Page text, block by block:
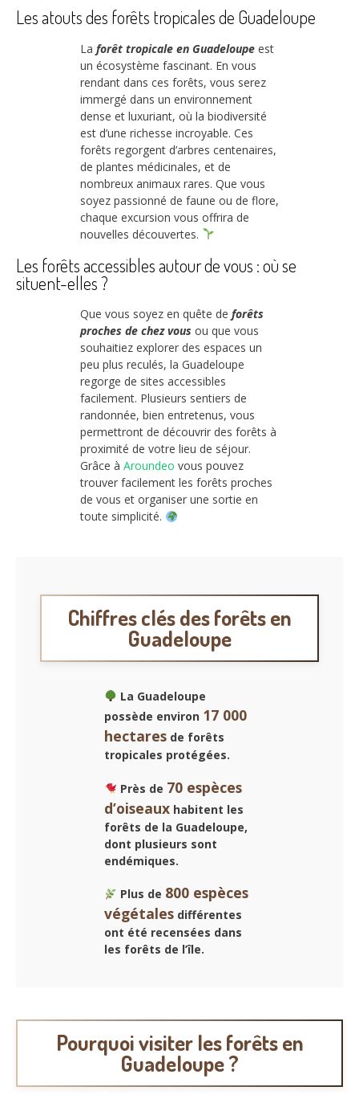
Les atouts des forêts tropicales de Guadeloupe
La forêt tropicale en Guadeloupe est
un écosystème fascinant. En vous
rendant dans ces forêts, vous serez
immergé dans un environnement
dense et luxuriant, où la biodiversité
est d’une richesse incroyable. Ces
forêts regorgent d’arbres centenaires,
de plantes médicinales, et de
nombreux animaux rares. Que vous
soyez passionné de faune ou de flore,
chaque excursion vous offrira de
nouvelles découvertes.
Les forêts accessibles autour de vous : où se
situent-elles ?
Que vous soyez en quête de forêts
proches de chez vous ou que vous
souhaitiez explorer des espaces un
peu plus reculés, la Guadeloupe
regorge de sites accessibles
facilement. Plusieurs sentiers de
randonnée, bien entretenus, vous
permettront de découvrir des forêts à
proximité de votre lieu de séjour.
Grâce à Aroundeo vous pouvez
trouver facilement les forêts proches
de vous et organiser une sortie en
toute simplicité.
Chiffres clés des forêts en
Guadeloupe
La Guadeloupe
possède environ 17 000
hectares de forêts
tropicales protégées.
Près de 70 espèces
d’oiseaux habitent les
forêts de la Guadeloupe,
dont plusieurs sont
endémiques.
Plus de 800 espèces
végétales différentes
ont été recensées dans
les forêts de l’île.
Pourquoi visiter les forêts en
Guadeloupe ?